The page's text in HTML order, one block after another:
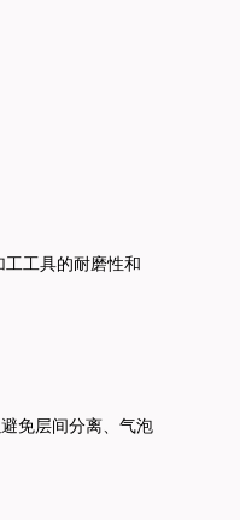
工具的耐磨性和
免层间分离、气泡